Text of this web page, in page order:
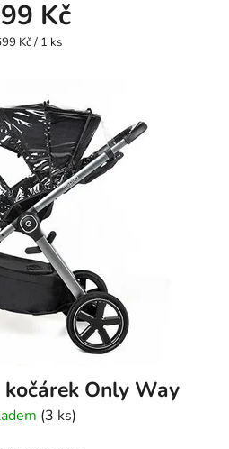
Kč
Kč / 1 ks
Only Way
(3 ks)